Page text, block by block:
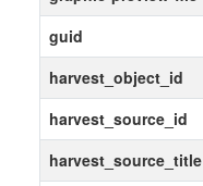
guid
harvest_object_id
harvest_source_id
harvest_source_title